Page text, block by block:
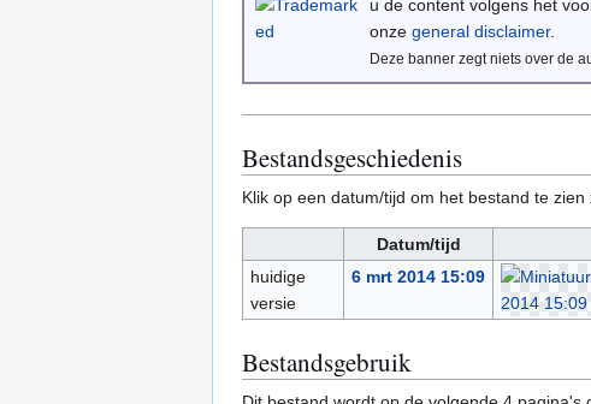
u de content volgens het
onze general disclaimer.
Deze banner zegt niets over de
Bestandsgeschiedenis
Klik op een datum/tijd om het bestand te zien
Datum/tijd
huidige
versie
6 mrt 2014 15:09
Bestandsgebruik